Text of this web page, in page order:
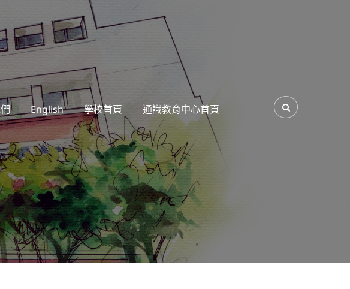
English 學校首頁 通識教育中心首頁